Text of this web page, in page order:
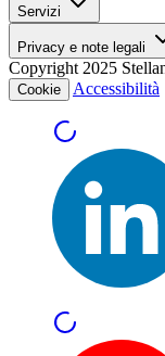
Servizi
Privacy e note legali
Copyright 2025
Cookie Accessibilità